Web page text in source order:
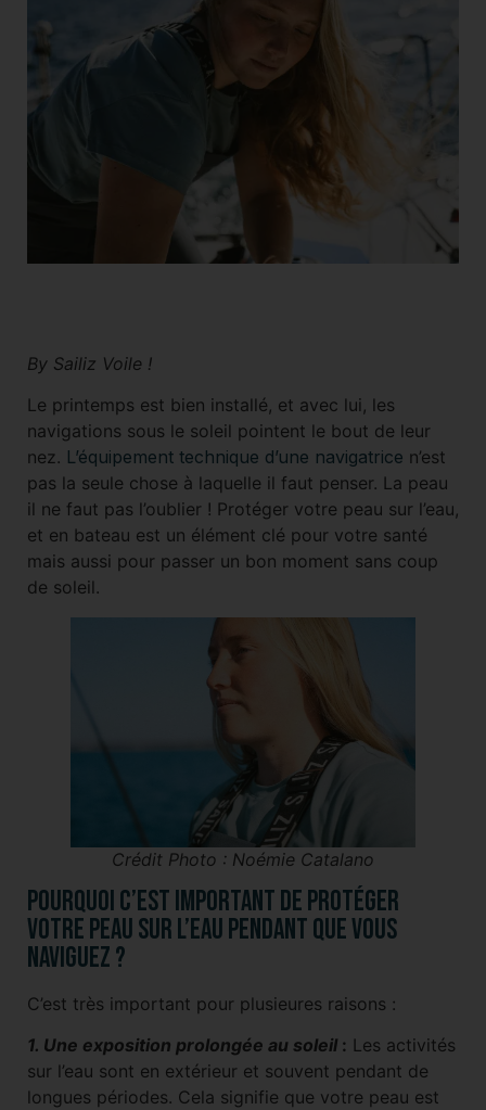
Short
Accessoires
By Sailiz Voile !
Le printemps est bien installé, et avec lui, les
navigations sous le soleil pointent le bout de leur
nez. L’équipement technique d’une navigatrice n’est
pas la seule chose à laquelle il faut penser. La peau
il ne faut pas l’oublier ! Protéger votre peau sur l’eau,
et en bateau est un élément clé pour votre santé
mais aussi pour passer un bon moment sans coup
de soleil.
Crédit Photo : Noémie Catalano
Pourquoi c’est important de protéger
votre peau sur l’eau pendant que vous
naviguez ?
C’est très important pour plusieures raisons :
1. Une exposition prolongée au soleil : Les activités
sur l’eau sont en extérieur et souvent pendant de
longues périodes. Cela signifie que votre peau est